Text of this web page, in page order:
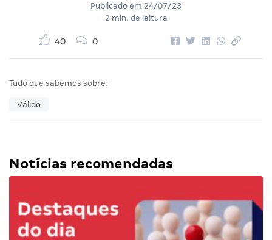
Publicado em 24/07/23
2 min. de leitura
40 0
Tudo que sabemos sobre:
Válido
Notícias recomendadas